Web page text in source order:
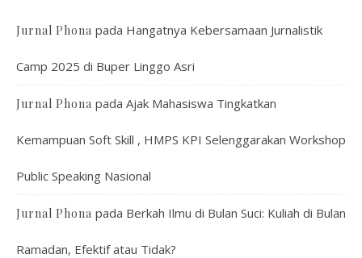
Jurnal Phona pada Hangatnya Kebersamaan Jurnalistik
Camp 2025 di Buper Linggo Asri
Jurnal Phona pada Ajak Mahasiswa Tingkatkan
Kemampuan Soft Skill , HMPS KPI Selenggarakan Workshop
Public Speaking Nasional
Jurnal Phona pada Berkah Ilmu di Bulan Suci: Kuliah di Bulan
Ramadan, Efektif atau Tidak?